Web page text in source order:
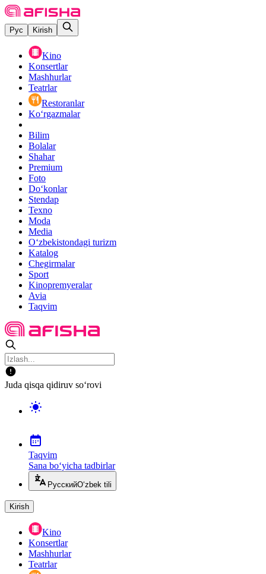
Рус Kirish
Kino
Konsertlar
Mashhurlar
Teatrlar
Restoranlar
Ko‘rgazmalar
Bilim
Bolalar
Shahar
Premium
Foto
Do‘konlar
Stendap
Texno
Moda
Media
O‘zbekistondagi turizm
Katalog
Chegirmalar
Sport
Kinopremyeralar
Avia
Taqvim
Juda qisqa qidiruv so‘rovi
Taqvim
Sana bo‘yicha tadbirlar
РусскийO‘zbek tili
Kirish
Kino
Konsertlar
Mashhurlar
Teatrlar